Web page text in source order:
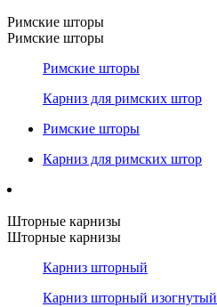
Римские шторы
Римские шторы
Римские шторы
Карниз для римских штор
Римские шторы
Карниз для римских штор
Шторные карнизы
Шторные карнизы
Карниз шторный
Карниз шторный изогнутый